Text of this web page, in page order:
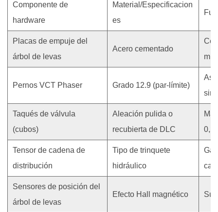
técnicas
Componente de
hardware
Material/Especificacion
es
Placas de empuje del
árbol de levas
Acero cementado
Pernos VCT Phaser Grado 12.9 (par-límite)
Taqués de válvula
(cubos)
Aleación pulida o
recubierta de DLC
0,2
Tensor de cadena de
distribución
Tipo de trinquete
hidráulico
Sensores de posición del
árbol de levas
Efecto Hall magnético